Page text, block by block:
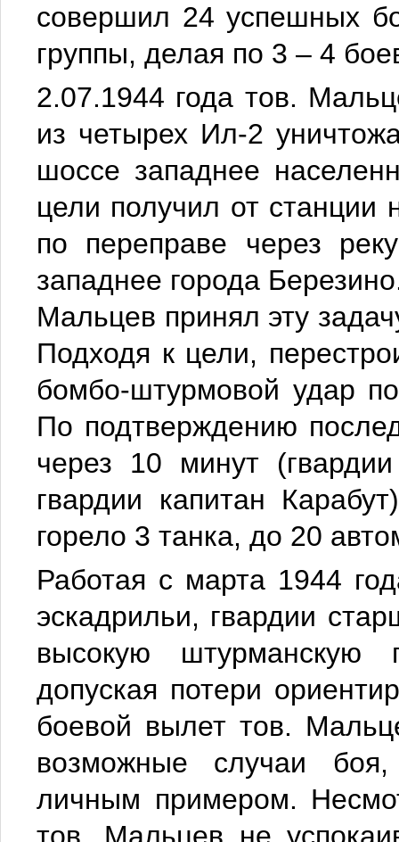
совершил 24 успешных
группы, делая по 3 – 4
2.07.1944 года тов.
из четырех Ил-2
шоссе западнее
цели получил от станции
по переправе через
западнее города
Мальцев принял эту
Подходя к цели,
бомбо-штурмовой удар
По подтверждению
через 10 минут
гвардии капитан
горело 3 танка, до 20
Работая с марта 1944
эскадрильи, гвардии
высокую штурманскую
допуская потери
боевой вылет тов.
возможные случаи
личным примером.